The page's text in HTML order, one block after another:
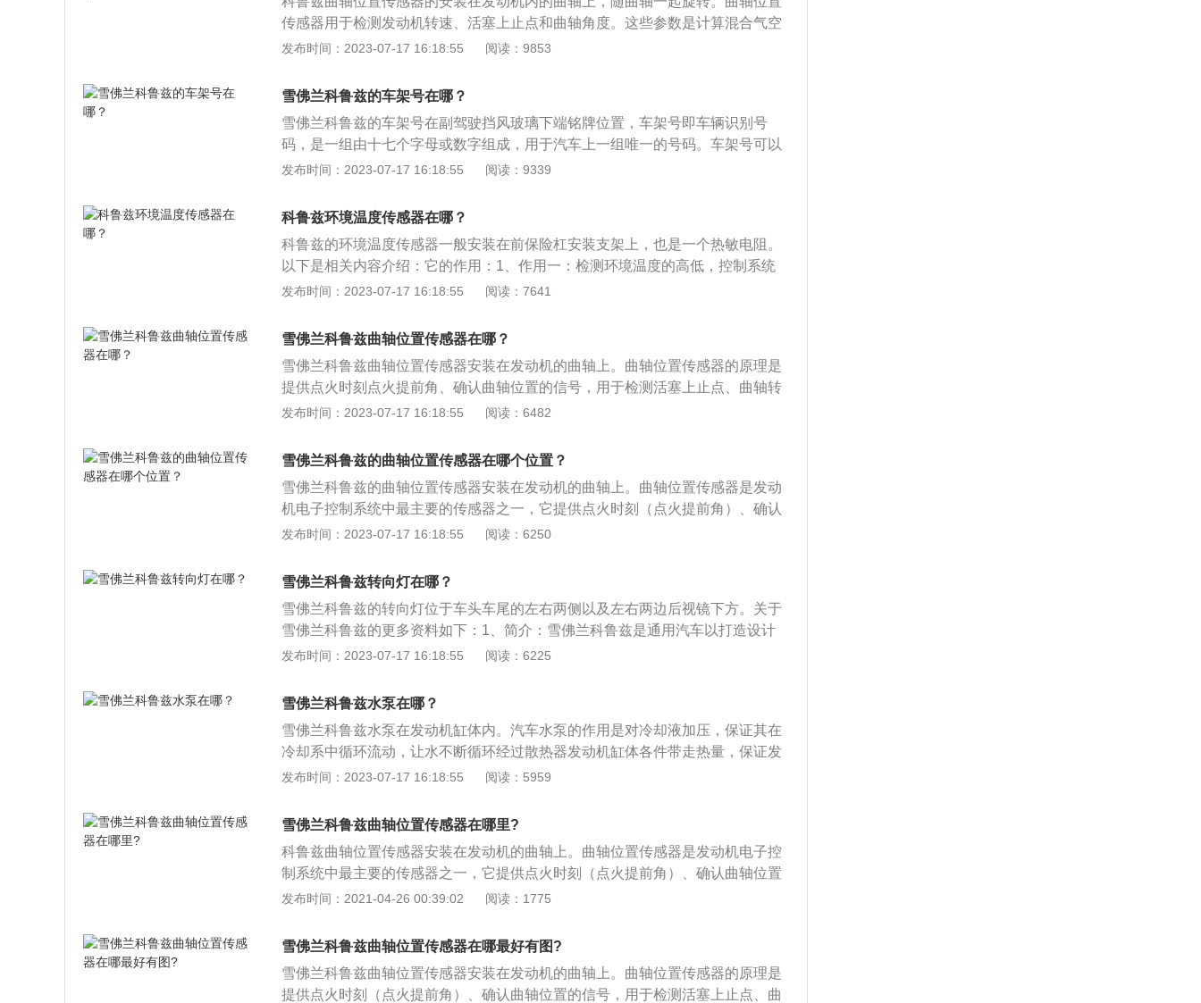
大，根本无法启动，有些车型打马达的时候会听到发动机内有撞击声（活塞顶撞
气门的声音）。
传感器用于检测发动机转速、活塞上止点和曲轴角度。这些参数是计算混合气空
燃比和点火调整的主要控制参数。曲轴位置传感器以信号的形式将这些参数发送
火器（或ECU）的工作，从而导致发动机没有点火指令和燃油喷射。此时，发动
机无法启动。
发布时间：2023-07-17 16:18:55 阅读：9853
雪佛兰科鲁兹的车架号在哪？
雪佛兰科鲁兹的车架号在副驾驶挡风玻璃下端铭牌位置，车架号即车辆识别号
码，是一组由十七个字母或数字组成，用于汽车上一组唯一的号码。车架号可以
识别汽车的生产商、引擎、底盘序号及其他性能等资料。雪佛兰科鲁兹是一款紧
后排中间座椅增添三点式安全带，同时科鲁兹SE和SX车型均采用了带自动延迟
功能的头灯，并且增加了支持iPod和U盘的USB媒体输入端口，增添产品的娱乐
与舒适性功能。
发布时间：2023-07-17 16:18:55 阅读：9339
科鲁兹环境温度传感器在哪？
科鲁兹的环境温度传感器一般安装在前保险杠安装支架上，也是一个热敏电阻。
以下是相关内容介绍：它的作用：1、作用一：检测环境温度的高低，控制系统
将根据温度与温度的差值来决定控制方式。2、作用二：给ECU提供车室之外的
室内人员的需要。例如：车外是5度，车内是30度，温差太大，ECU就要控制空
调工作，使车内温度降低到20度左右，这时人就不会感觉到太热，也不会太冷。
进气温度传感器搭铁线接触不良，数据会显示异常低温，低温空气密度高会加大
喷油脉宽，造成混合气过浓。
发布时间：2023-07-17 16:18:55 阅读：7641
雪佛兰科鲁兹曲轴位置传感器在哪？
雪佛兰科鲁兹曲轴位置传感器安装在发动机的曲轴上。曲轴位置传感器的原理是
提供点火时刻点火提前角、确认曲轴位置的信号，用于检测活塞上止点、曲轴转
角及发动机转速。曲轴位置传感器的作用就是确定曲轴的位置，也就是曲轴的转
与脉冲轮靶轮之间的正常间隙应在大于0.5mm小于1.2mm，如果脉冲轮安装不正
确，过大或过小，都可能产生信号偏差；2、关闭点火开关，断开曲轴位置传感
器插头，测量传感器的1端与2端之间应有400600Q。如果不在此数值范围，可判
定曲轴位置传感器本身存在故障，应更换传感器。曲轴位置传感器的两根信号线
与屏蔽线绝缘；3、打开点火开关，测量两根信号线对搭铁电压应为1.4V，这是
的信号电压应接近1.6V。如果传感器内部、信号线路、发动机控制单元内部开路
或短路，都会造成电脑无法接收曲轴位置信号，从而引起发动机无法启动。
发布时间：2023-07-17 16:18:55 阅读：6482
雪佛兰科鲁兹的曲轴位置传感器在哪个位置？
雪佛兰科鲁兹的曲轴位置传感器安装在发动机的曲轴上。曲轴位置传感器是发动
机电子控制系统中最主要的传感器之一，它提供点火时刻（点火提前角）、确认
曲轴位置的信号，用于检测活塞上止点、曲轴转角及发动机转速。曲轴位置传感
怠速，或者怠速状态发动机严重发抖，加油时排气管发出爆破声，并偶尔伴随爆
破声出现加油死火。3、严重：偏差太大，根本无法启动，有些车型打马达的时
候会听到发动机内有撞击声（活塞顶撞气门的声音）。
发布时间：2023-07-17 16:18:55 阅读：6250
雪佛兰科鲁兹转向灯在哪？
雪佛兰科鲁兹的转向灯位于车头车尾的左右两侧以及左右两边后视镜下方。关于
雪佛兰科鲁兹的更多资料如下：1、简介：雪佛兰科鲁兹是通用汽车以打造设计
和性能紧凑型标杆车型为目标，整合全球资源开发的新一代作品。2、颜色：科
及提供星罗深灰、织锦深灰、雅光灰黑、马鞍棕四种内饰配色。
发布时间：2023-07-17 16:18:55 阅读：6225
雪佛兰科鲁兹水泵在哪？
雪佛兰科鲁兹水泵在发动机缸体内。汽车水泵的作用是对冷却液加压，保证其在
冷却系中循环流动，让水不断循环经过散热器发动机缸体各件带走热量，保证发
动机不高温。以下是水泵损坏的主要症状：1、水泵损坏会使冷却循环能力减弱
却液会在水泵通风孔上留下冷却液颜色的痕迹，导致缺少冷却液后水温高等症状
的出现。3、发动机工作时水泵出现异响，水泵出现异响可能是由于内部有异
物，或者轴承磨损引起。
发布时间：2023-07-17 16:18:55 阅读：5959
雪佛兰科鲁兹曲轴位置传感器在哪里?
科鲁兹曲轴位置传感器安装在发动机的曲轴上。曲轴位置传感器是发动机电子控
制系统中最主要的传感器之一，它提供点火时刻（点火提前角）、确认曲轴位置
的信号，用于检测活塞上止点、曲轴转角及发动机转速。曲轴位置传感器坏了的
者怠速状态发动机严重发抖，加油时排气管发出爆破声，并偶尔伴随爆破声出现
加油死火；3、严重：偏差太大的，根本无法启动，有些车型打马达的时候会听
到发动机内有撞击声（活塞顶撞气门的声音）。
发布时间：2021-04-26 00:39:02 阅读：1775
雪佛兰科鲁兹曲轴位置传感器在哪最好有图?
雪佛兰科鲁兹曲轴位置传感器安装在发动机的曲轴上。曲轴位置传感器的原理是
提供点火时刻（点火提前角）、确认曲轴位置的信号，用于检测活塞上止点、曲